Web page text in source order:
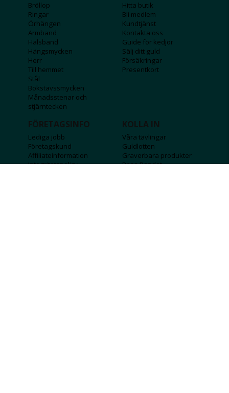
Bröllop
Ringar
Örhängen
Armband
Halsband
Hängsmycken
Herr
Till hemmet
Stål
Bokstavssmycken
Månadsstenar och
stjärntecken
Hitta butik
Bli medlem
Kundtjänst
Kontakta oss
Guide för kedjor
Sälj ditt guld
Försäkringar
Presentkort
FÖRETAGSINFO
Lediga jobb
Företagskund
Affiliateinformation
Integritetspolicy
KOLLA IN
Våra tävlingar
Guldlotten
Graverbara produkter
Rosa Bandet